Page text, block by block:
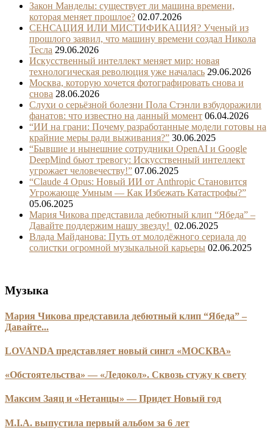
Закон Манделы: существует ли машина времени,
которая меняет прошлое? 02.07.2026
СЕНСАЦИЯ ИЛИ МИСТИФИКАЦИЯ? Ученый из
прошлого заявил, что машину времени создал Никола
Тесла 29.06.2026
Искусственный интеллект меняет мир: новая
технологическая революция уже началась 29.06.2026
Москва, которую хочется фотографировать снова и
снова 28.06.2026
Слухи о серьёзной болезни Пола Стэнли взбудоражили
фанатов: что известно на данный момент 06.04.2026
“ИИ на грани: Почему разработанные модели готовы на
крайние меры ради выживания?” 30.06.2025
“Бывшие и нынешние сотрудники OpenAI и Google
DeepMind бьют тревогу: Искусственный интеллект
угрожает человечеству!” 07.06.2025
“Claude 4 Opus: Новый ИИ от Anthropic Становится
Угрожающе Умным — Как Избежать Катастрофы?”
05.06.2025
Мария Чикова представила дебютный клип “Ябеда” –
Давайте поддержим нашу звезду! 02.06.2025
Влада Майданова: Путь от молодёжного сериала до
солистки огромной музыкальной карьеры 02.06.2025
Музыка
Мария Чикова представила дебютный клип “Ябеда” –
Давайте...
LOVANDA представляет новый сингл «МОСКВА»
«Обстоятельства» — «Ледокол». Сквозь стужу к свету
Максим Заяц и «Нетанцы» — Придет Новый год
M.I.A. выпустила первый альбом за 6 лет